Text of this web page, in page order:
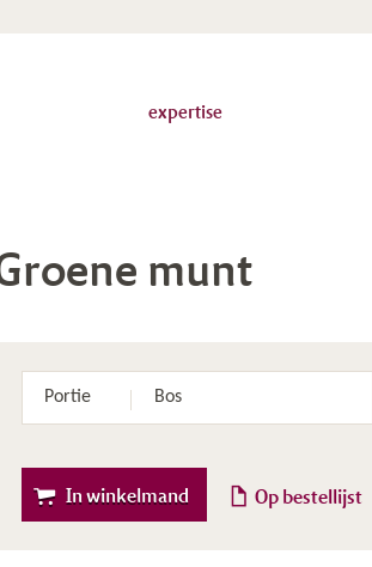
expertise
munt
Portie Bos
In winkelmand Op bestellijst